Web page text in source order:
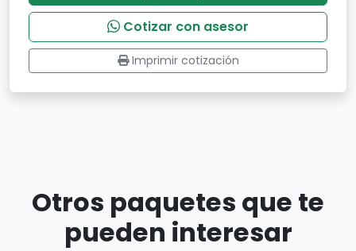
Cotizar con asesor
Imprimir cotización
Otros paquetes que te
pueden interesar